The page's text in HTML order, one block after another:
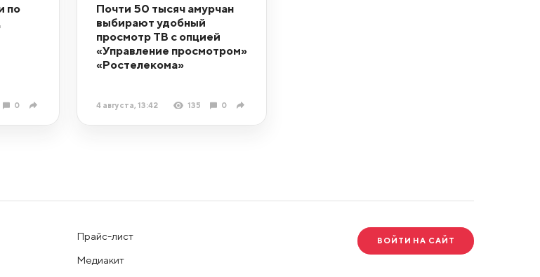
по
0
Почти 50 тысяч амурчан
выбирают удобный
просмотр ТВ с опцией
«Управление просмотром»
«Ростелекома»
4 августа, 13:42 135 0
Прайс-лист
Медиакит
ВОЙТИ НА САЙТ